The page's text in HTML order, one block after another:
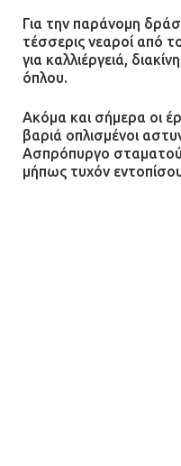
Για την παράνομη
τέσσερις νεαροί από
για καλλιέργειά,
όπλου.
Ακόμα και σήμερα οι
βαριά οπλισμένοι
Ασπρόπυργο
μήπως τυχόν